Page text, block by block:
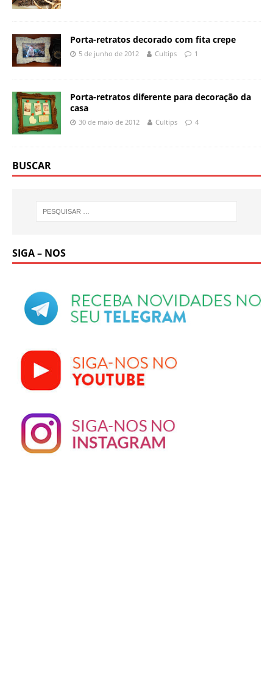
Porta-retratos decorado com fita crepe
5 de junho de 2012 Cultips 1
Porta-retratos diferente para decoração da
casa
30 de maio de 2012 Cultips 4
BUSCAR
SIGA – NOS